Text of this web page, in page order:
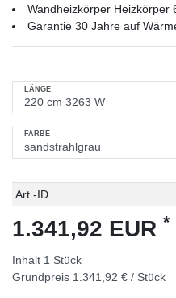
Wandheizkörper Heizkörper
Garantie 30 Jahre auf
LÄNGE
FARBE
Technisches
Wert
Art.-ID
1.341,92 EUR *
Inhalt 1 Stück
Grundpreis 1.341,92 € / Stück